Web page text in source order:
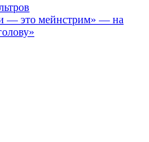
— это мейнстрим» — на